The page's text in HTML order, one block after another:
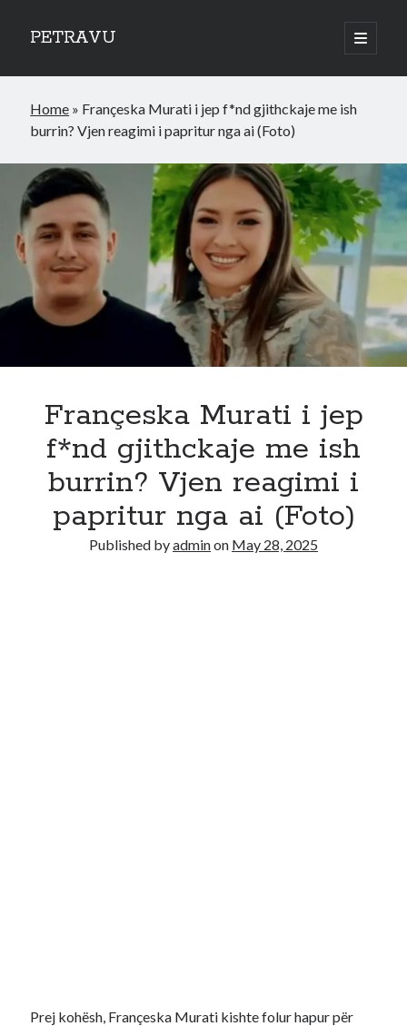
PETRAVU
open
primary
Sidebar
Bank
Credit Cards
World
Home » Françeska Murati i jep f*nd gjithckaje me ish
burrin? Vjen reagimi i papritur nga ai (Foto)
Françeska Murati i jep
f*nd gjithckaje me ish
burrin? Vjen reagimi i
papritur nga ai (Foto)
Published byadminon May 28, 2025
Prej kohësh, Françeska Murati kishte folur hapur për